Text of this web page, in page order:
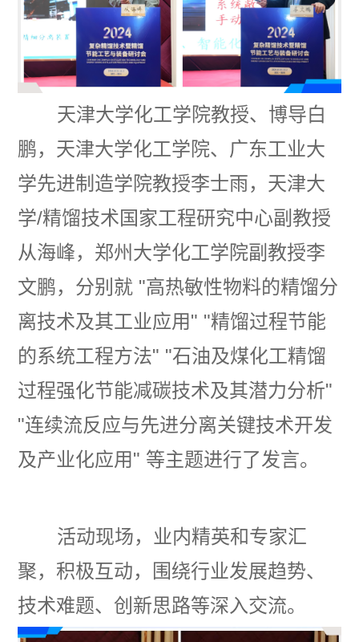
天津大学化工学院教授、博导白
鹏，天津大学化工学院、广东工业大
学先进制造学院教授李士雨，天津大
学/精馏技术国家工程研究中心副教授
从海峰，郑州大学化工学院副教授李
文鹏，分别就 "高热敏性物料的精馏分
离技术及其工业应用" "精馏过程节能
的系统工程方法" "石油及煤化工精馏
过程强化节能减碳技术及其潜力分析"
"连续流反应与先进分离关键技术开发
及产业化应用" 等主题进行了发言。
活动现场，业内精英和专家汇
聚，积极互动，围绕行业发展趋势、
技术难题、创新思路等深入交流。